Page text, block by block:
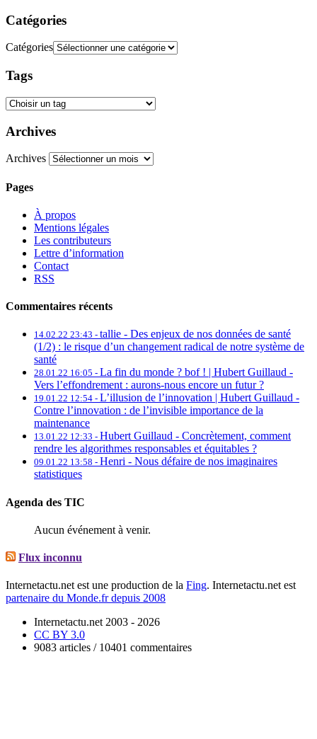
Catégories
Catégories
Tags
Archives
Archives
Pages
À propos
Mentions légales
Les contributeurs
Lettre d’information
Contact
RSS
Commentaires récents
14.02.22 23:43 - tallie - Des enjeux de nos données de santé
(1/2) : le risque d’un changement radical de notre système de
santé
28.01.22 16:05 - La fin du monde ? bof ! | Hubert Guillaud -
Vers l’effondrement : aurons-nous encore un futur ?
19.01.22 12:54 - L’illusion de l’innovation | Hubert Guillaud -
Contre l’innovation : de l’invisible importance de la
maintenance
13.01.22 12:33 - Hubert Guillaud - Concrètement, comment
rendre les algorithmes responsables et équitables ?
09.01.22 13:58 - Henri - Nous défaire de nos imaginaires
statistiques
Agenda des TIC
Aucun événement à venir.
Flux inconnu
Internetactu.net est une production de la Fing. Internetactu.net est
partenaire du Monde.fr depuis 2008
Internetactu.net 2003 - 2026
CC BY 3.0
9083 articles / 10401 commentaires